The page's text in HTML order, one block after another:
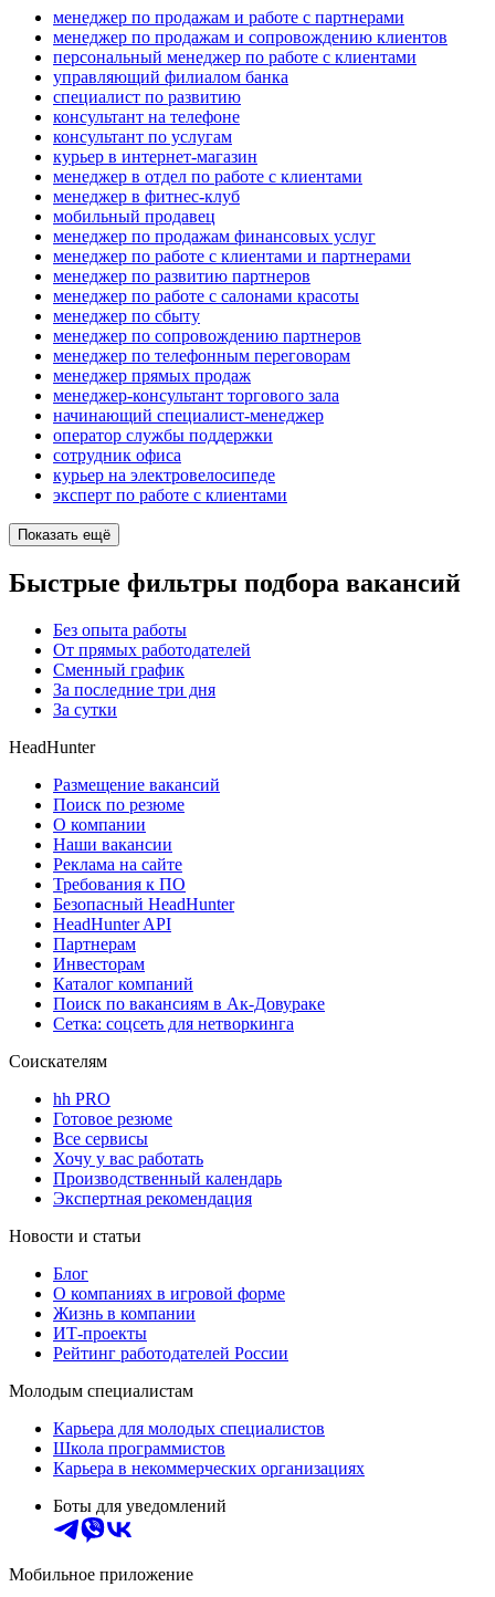
менеджер по продажам и работе с партнерами
менеджер по продажам и сопровождению клиентов
персональный менеджер по работе с клиентами
управляющий филиалом банка
специалист по развитию
консультант на телефоне
консультант по услугам
курьер в интернет-магазин
менеджер в отдел по работе с клиентами
менеджер в фитнес-клуб
мобильный продавец
менеджер по продажам финансовых услуг
менеджер по работе с клиентами и партнерами
менеджер по развитию партнеров
менеджер по работе с салонами красоты
менеджер по сбыту
менеджер по сопровождению партнеров
менеджер по телефонным переговорам
менеджер прямых продаж
менеджер-консультант торгового зала
начинающий специалист-менеджер
оператор службы поддержки
сотрудник офиса
курьер на электровелосипеде
эксперт по работе с клиентами
Показать ещё
Быстрые фильтры подбора вакансий
Без опыта работы
От прямых работодателей
Сменный график
За последние три дня
За сутки
HeadHunter
Размещение вакансий
Поиск по резюме
О компании
Наши вакансии
Реклама на сайте
Требования к ПО
Безопасный HeadHunter
HeadHunter API
Партнерам
Инвесторам
Каталог компаний
Поиск по вакансиям в Ак-Довураке
Сетка: соцсеть для нетворкинга
Соискателям
hh PRO
Готовое резюме
Все сервисы
Хочу у вас работать
Производственный календарь
Экспертная рекомендация
Новости и статьи
Блог
О компаниях в игровой форме
Жизнь в компании
ИТ-проекты
Рейтинг работодателей России
Молодым специалистам
Карьера для молодых специалистов
Школа программистов
Карьера в некоммерческих организациях
Боты для уведомлений
Мобильное приложение